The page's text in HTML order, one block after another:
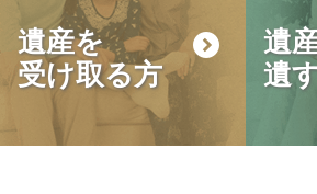
遺産を
受け取る方
遺
遺